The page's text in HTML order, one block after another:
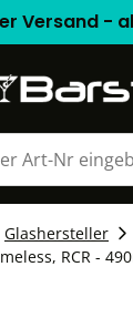
Versand -
Glashersteller
RCR -